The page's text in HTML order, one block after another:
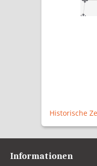
Informationen